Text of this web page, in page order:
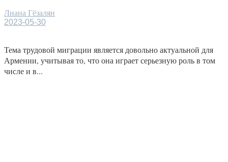
Лиана Гёзалян
2023-05-30
Тема трудовой миграции является довольно актуальной для
Армении, учитывая то, что она играет серьезную роль в том
числе и в...